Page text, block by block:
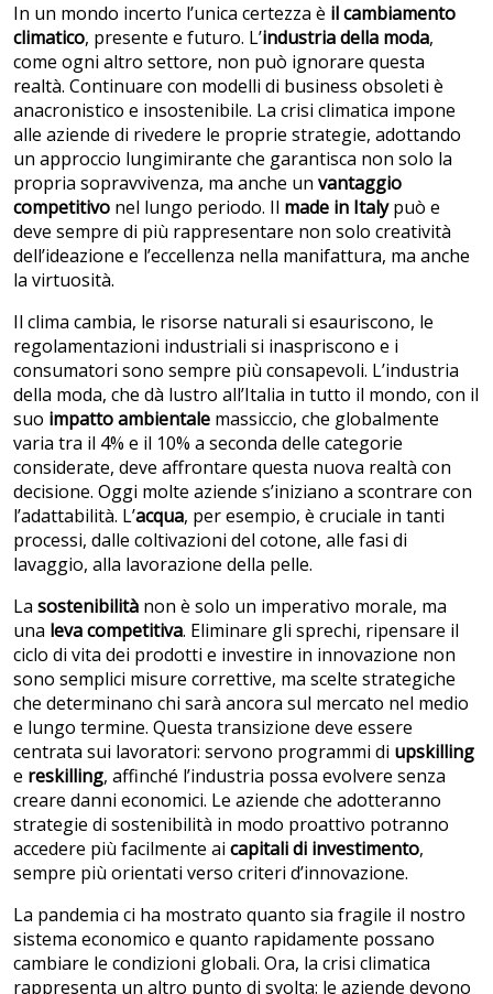
In un mondo incerto l’unica certezza è il cambiamento
climatico, presente e futuro. L’industria della moda,
come ogni altro settore, non può ignorare questa
realtà. Continuare con modelli di business obsoleti è
anacronistico e insostenibile. La crisi climatica impone
alle aziende di rivedere le proprie strategie, adottando
un approccio lungimirante che garantisca non solo la
propria sopravvivenza, ma anche un vantaggio
competitivo nel lungo periodo. Il made in Italypuò e
deve sempre di più rappresentare non solo creatività
dell’ideazione e l’eccellenza nella manifattura, ma anche
la virtuosità.
Il clima cambia, le risorse naturali si esauriscono, le
regolamentazioni industriali si inaspriscono e i
consumatori sono sempre più consapevoli. L’industria
della moda, che dà lustro all’Italia in tutto il mondo, con il
suo impatto ambientale massiccio, che globalmente
varia tra il 4% e il 10% a seconda delle categorie
considerate, deve affrontare questa nuova realtà con
decisione. Oggi molte aziende s’iniziano a scontrare con
l’adattabilità. L’acqua, per esempio, è cruciale in tanti
processi, dalle coltivazioni del cotone, alle fasi di
lavaggio, alla lavorazione della pelle.
La sostenibilità non è solo un imperativo morale, ma
una leva competitiva. Eliminare gli sprechi, ripensare il
ciclo di vita dei prodotti e investire in innovazione non
sono semplici misure correttive, ma scelte strategiche
che determinano chi sarà ancora sul mercato nel medio
e lungo termine. Questa transizione deve essere
centrata sui lavoratori: servono programmi di upskilling
e reskilling, affinché l’industria possa evolvere senza
creare danni economici. Le aziende che adotteranno
strategie di sostenibilità in modo proattivo potranno
accedere più facilmente ai capitali di investimento,
sempre più orientati verso criteri d’innovazione.
La pandemia ci ha mostrato quanto sia fragile il nostro
sistema economico e quanto rapidamente possano
cambiare le condizioni globali. Ora, la crisi climatica
rappresenta un altro punto di svolta: le aziende devono